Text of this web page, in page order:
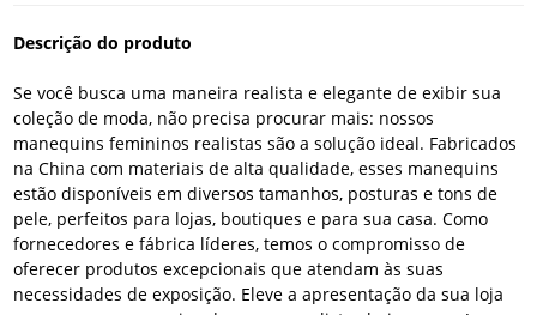
Descrição do produto
Se você busca uma maneira realista e elegante de exibir sua
coleção de moda, não precisa procurar mais: nossos
manequins femininos realistas são a solução ideal. Fabricados
na China com materiais de alta qualidade, esses manequins
estão disponíveis em diversos tamanhos, posturas e tons de
pele, perfeitos para lojas, boutiques e para sua casa. Como
fornecedores e fábrica líderes, temos o compromisso de
oferecer produtos excepcionais que atendam às suas
necessidades de exposição. Eleve a apresentação da sua loja